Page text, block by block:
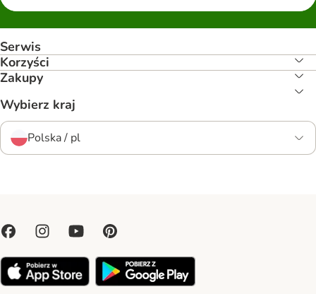
Serwis
Korzyści
Zakupy
Wybierz kraj
Polska / pl